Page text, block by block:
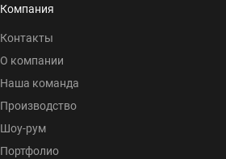
Компания
Контакты
О компании
Наша команда
Производство
Шоу-рум
Портфолио